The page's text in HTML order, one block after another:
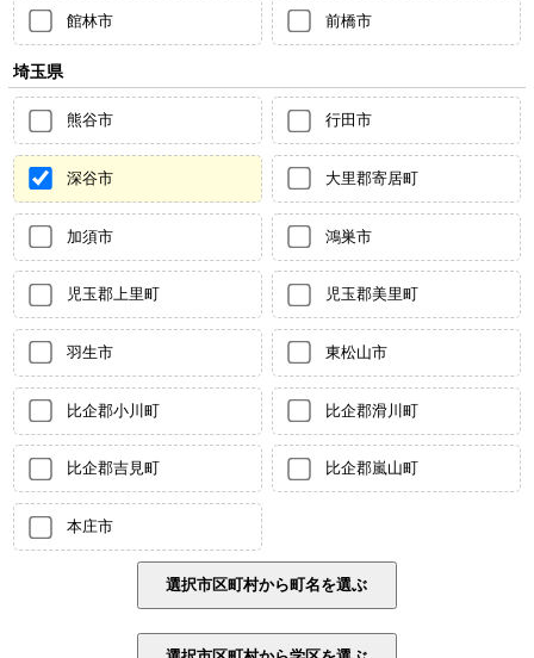
館林市 前橋市
埼玉県
熊谷市 行田市
深谷市 大里郡寄居町
加須市 鴻巣市
児玉郡上里町 児玉郡美里町
羽生市 東松山市
比企郡小川町 比企郡滑川町
比企郡吉見町 比企郡嵐山町
本庄市